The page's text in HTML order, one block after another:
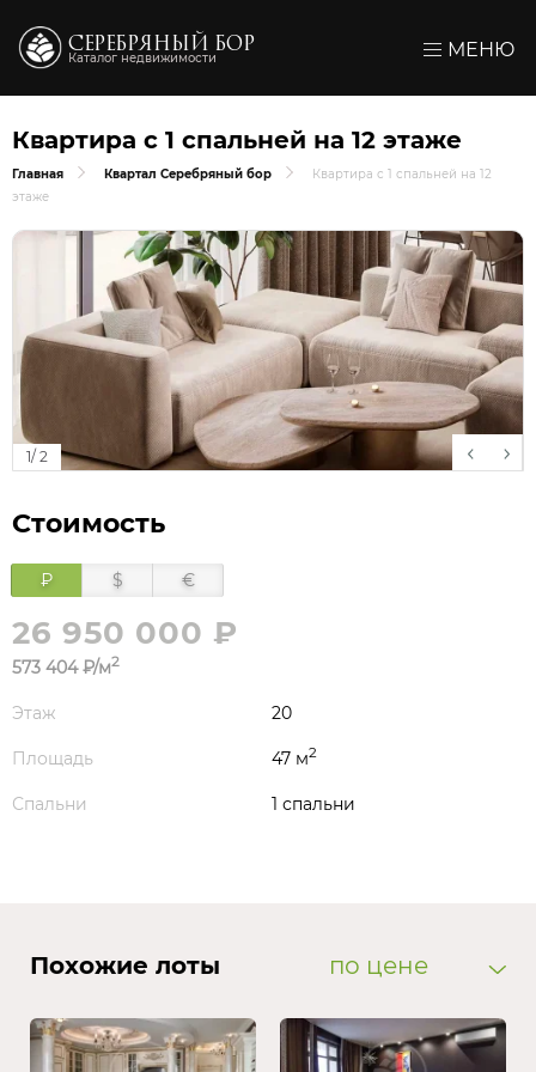
СЕРЕБРЯНЫЙ БОР
Каталог недвижимости МЕНЮ
Квартира с 1 спальней на 12 этаже
Главная Квартал Серебряный бор
Квартира с 1 спальней на 12
этаже
1/ 2
Стоимость
₽ $ €
26 950 000 ₽
573 404 ₽/м2
Этаж 20
Площадь 47 м2
Спальни 1 спальни
Похожие лоты